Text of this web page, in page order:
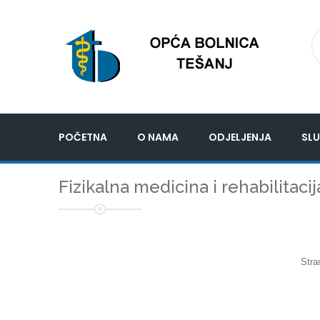
POČETNA O NAMA ODJELJENJA
Fizikalna medicina i